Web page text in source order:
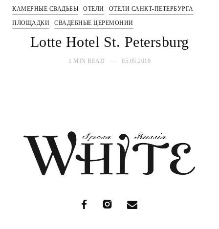
КАМЕРНЫЕ СВАДЬБЫ ОТЕЛИ ОТЕЛИ САНКТ-ПЕТЕРБУРГА
ПЛОЩАДКИ СВАДЕБНЫЕ ЦЕРЕМОНИИ
Lotte Hotel St. Petersburg
1 MIN READ 05.05.2019